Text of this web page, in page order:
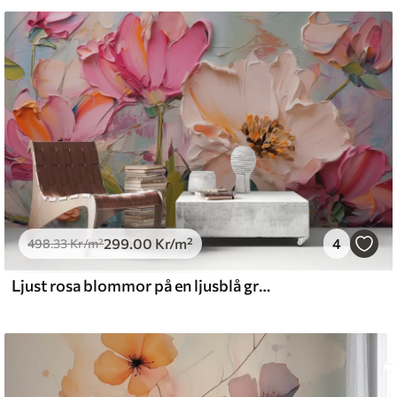
vatten.
.67 379.00 Kr/m²
and Stick
.00540.00
498.33Kr/m²299 .00 Kr/m² 4
Ljust rosa blommor på en ljusblå grå bakgrund